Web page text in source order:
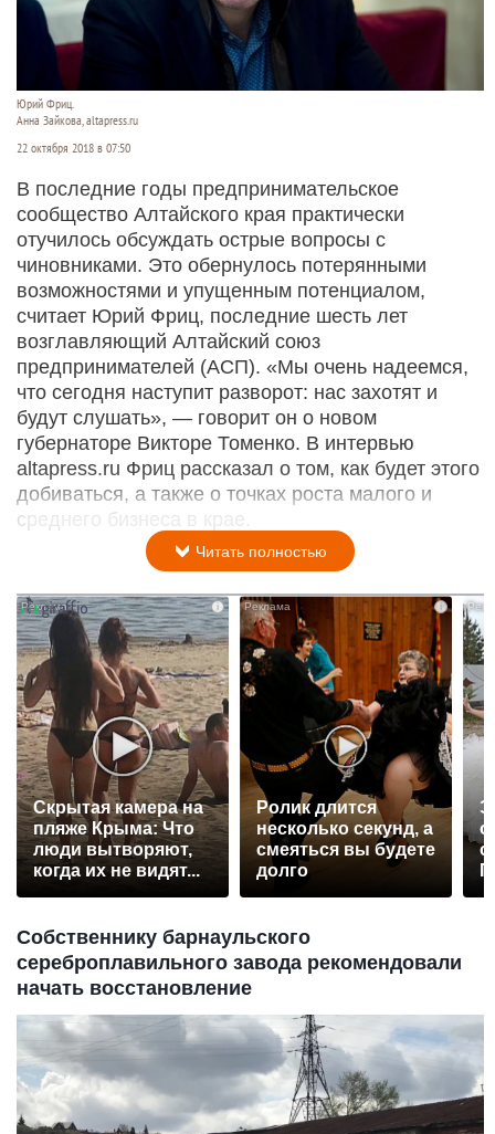
Юрий Фриц.
Анна Зайкова, altapress.ru
22 октября 2018 в 07:50
В последние годы предпринимательское
сообщество Алтайского края практически
отучилось обсуждать острые вопросы с
чиновниками. Это обернулось потерянными
возможностями и упущенным потенциалом,
считает Юрий Фриц, последние шесть лет
возглавляющий Алтайский союз
предпринимателей (АСП). «Мы очень надеемся,
что сегодня наступит разворот: нас захотят и
будут слушать», — говорит он о новом
губернаторе Викторе Томенко. В интервью
altapress.ru Фриц рассказал о том, как будет этого
добиваться, а также о точках роста малого и
среднего бизнеса в крае.
Читать полностью
i
Скрытая камера на
пляже Крыма: Что
люди вытворяют,
когда их не видят...
i
Ролик длится
несколько секунд, а
смеяться вы будете
долго
Собственнику барнаульского
сереброплавильного завода рекомендовали
начать восстановление